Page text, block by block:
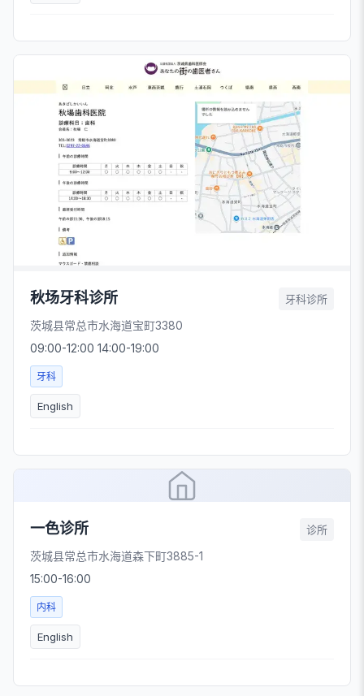
秋场牙科诊所 牙科诊所
茨城县常总市水海道宝町3380
09:00-12:00 14:00-19:00
牙科
English
一色诊所 诊所
茨城县常总市水海道森下町3885-1
15:00-16:00
内科
English